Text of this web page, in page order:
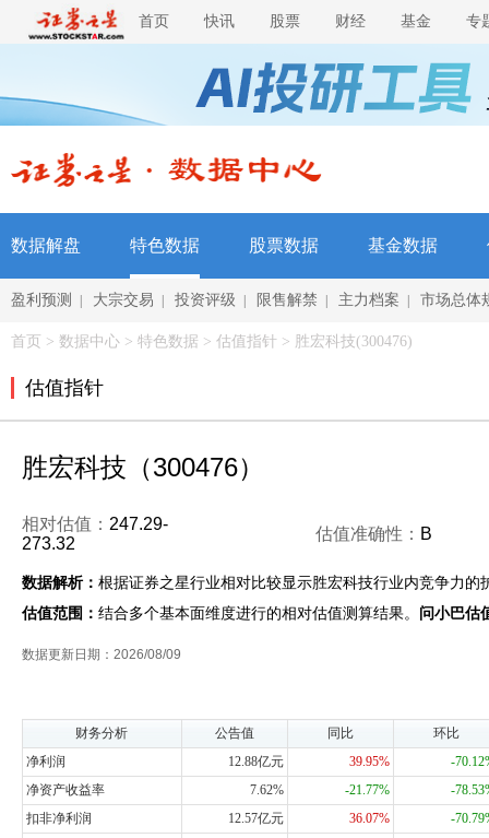
首页 快讯 股票 财经 基金 专
数据解盘 特色数据 股票数据 基金数据
盈利预测 大宗交易 投资评级 限售解禁 主力档案 市场总体
首页 > 数据中心 > 特色数据 > 估值指针 > 胜宏科技(300476)
估值指针
胜宏科技（300476）
相对估值： 247.29-
273.32
估值准确性： B
数据解析： 根据证券之星行业相对比较显示胜宏科技行业内竞争力
估值范围： 结合多个基本面维度进行的相对估值测算结果。 问小巴估
数据更新日期：2026/08/09
财务分析 公告值 同比
环比
净利润
12.88亿元 39.95%
-
净资产收益率
7.62% -21.77%
-
扣非净利润
12.57亿元 36.07%
-